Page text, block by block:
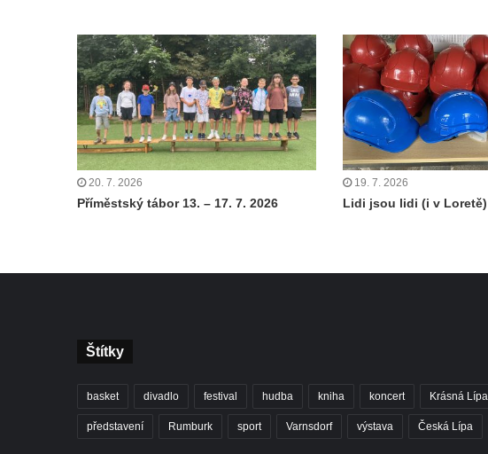
20. 7. 2026
Příměstský tábor 13. – 17. 7. 2026
19. 7. 2026
Lidi jsou lidi (i v Loretě)
Štítky
basket divadlo festival hudba kniha koncert Krásná Lípa
představení Rumburk sport Varnsdorf výstava Česká Lípa